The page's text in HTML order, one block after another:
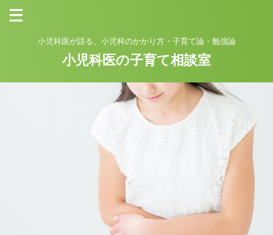
小児科医が語る、小児科のかかり方・子育て論・勉強論
小児科医の子育て相談室